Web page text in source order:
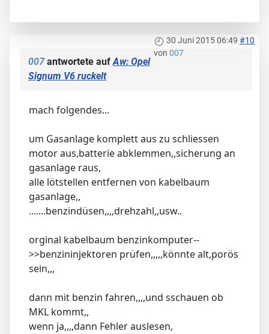
30 Juni 2015 06:49 #10
von 007
007antwortete aufAw: Opel
Signum V6 ruckelt
mach folgendes...
um Gasanlage komplett aus zu schliessen
motor aus,batterie abklemmen,,sicherung an
gasanlage raus,
alle lötstellen entfernen von kabelbaum
gasanlage,,
.......benzindüsen,,,,drehzahl,,usw..
orginal kabelbaum benzinkomputer--
>>benzininjektoren prüfen,,,,,könnte alt,porös
sein,,,
dann mit benzin fahren,,,,und sschauen ob
MKL kommt,,
wenn ja,,,,dann Fehler auslesen,